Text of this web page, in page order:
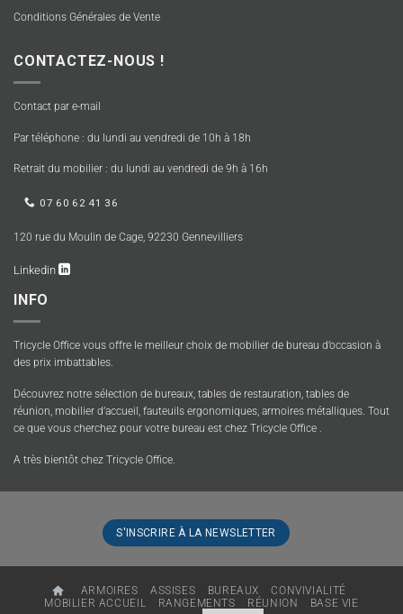
Conditions Générales de Vente
CONTACTEZ-NOUS !
Contact par e-mail
Par téléphone : du lundi au vendredi de 10h à 18h
Retrait du mobilier : du lundi au vendredi de 9h à 16h
07 60 62 41 36
120 rue du Moulin de Cage, 92230 Gennevilliers
Linkedin
INFO
Tricycle Office vous offre le meilleur choix de mobilier de bureau d’occasion à
des prix imbattables.
Découvrez notre sélection de bureaux, tables de restauration, tables de
réunion, mobilier d’accueil, fauteuils ergonomiques, armoires métalliques. Tout
ce que vous cherchez pour votre bureau est chez Tricycle Office .
A très bientôt chez Tricycle Office.
S'INSCRIRE À LA NEWSLETTER
ARMOIRES ASSISES BUREAUX
CONVIVIALITÉ
MOBILIER ACCUEIL
RANGEMENTS RÉUNION BASE VIE